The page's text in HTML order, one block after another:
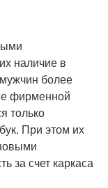
наличие в
более
фирменной
только
При этом их
за счет каркаса